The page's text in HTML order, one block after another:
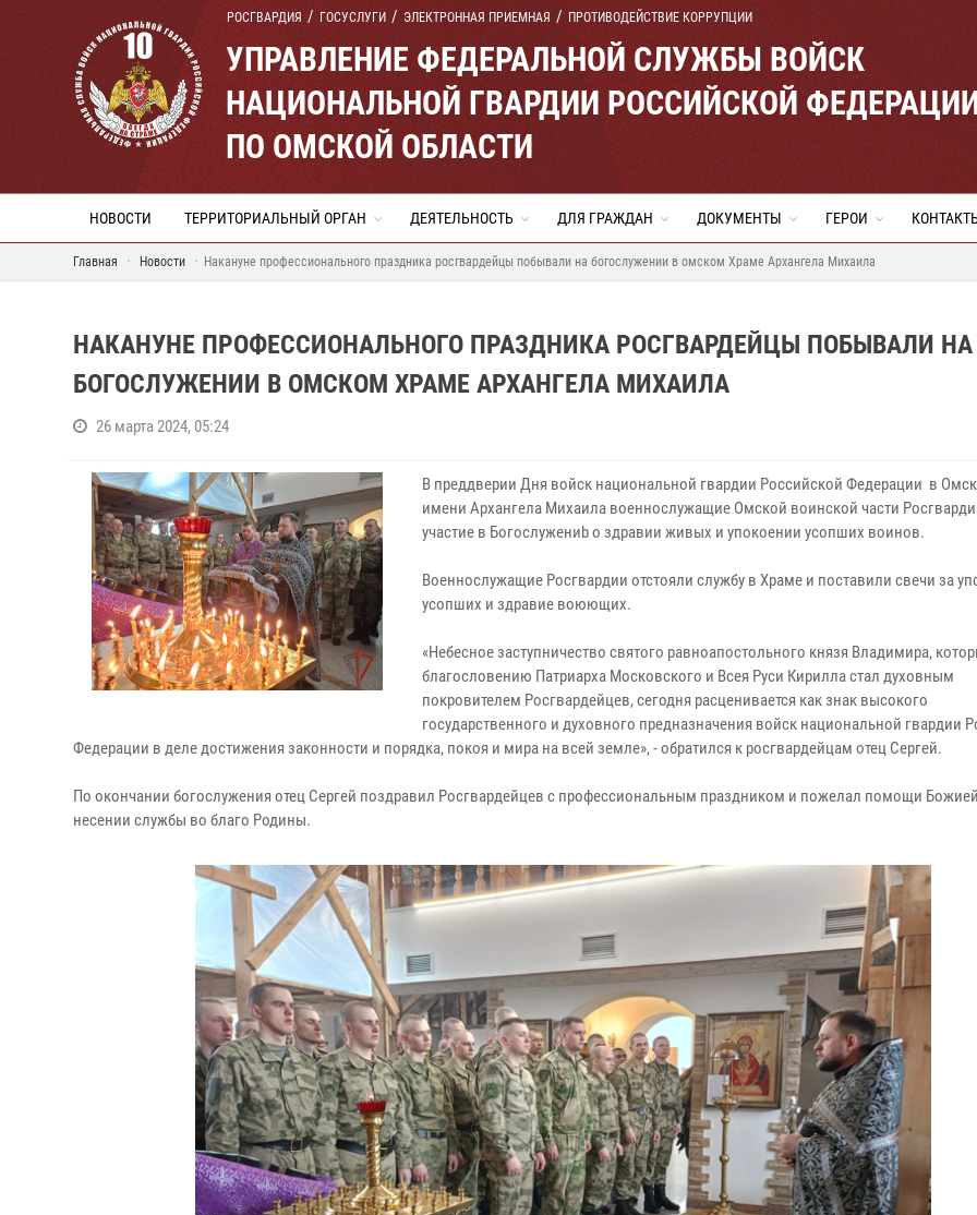
РОСГВАРДИЯ ГОСУСЛУГИ ЭЛЕКТРОННАЯ ПРИЕМНАЯ ПРОТИВОДЕЙСТВИЕ КОРРУПЦИИ
УПРАВЛЕНИЕ ФЕДЕРАЛЬНОЙ СЛУЖБЫ ВОЙСК
НАЦИОНАЛЬНОЙ ГВАРДИИ РОССИЙСКОЙ
ПО ОМСКОЙ ОБЛАСТИ
НОВОСТИ ТЕРРИТОРИАЛЬНЫЙ ОРГАН ДЕЯТЕЛЬНОСТЬ ДЛЯ ГРАЖДАН ДОКУМЕНТЫ ГЕРОИ
Главная Новости Накануне профессионального праздника росгвардейцы побывали на богослужении в омском Храме Архангела Михаила
НАКАНУНЕ ПРОФЕССИОНАЛЬНОГО ПРАЗДНИКА РОСГВАРДЕЙЦЫ ПОБЫВАЛИ НА
БОГОСЛУЖЕНИИ В ОМСКОМ ХРАМЕ АРХАНГЕЛА МИХАИЛА
26 марта 2024, 05:24
В преддверии Дня войск национальной гвардии Российской Федерации в
имени Архангела Михаила военнослужащие Омской воинской части
участие в Богослужениb о здравии живых и упокоении усопших воинов.
Военнослужащие Росгвардии отстояли службу в Храме и поставили свечи за
усопших и здравие воюющих.
«Небесное заступничество святого равноапостольного князя Владимира,
благословению Патриарха Московского и Всея Руси Кирилла стал духовным
покровителем Росгвардейцев, сегодня расценивается как знак высокого
государственного и духовного предназначения войск национальной гвардии
Федерации в деле достижения законности и порядка, покоя и мира на всей земле», - обратился к росгвардейцам отец Сергей.
По окончании богослужения отец Сергей поздравил Росгвардейцев с профессиональным праздником и пожелал помощи
несении службы во благо Родины.